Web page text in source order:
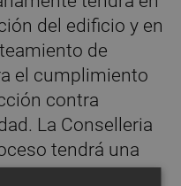
del edificio y en
de
el cumplimiento
contra
La Conselleria
tendrá una
meses.